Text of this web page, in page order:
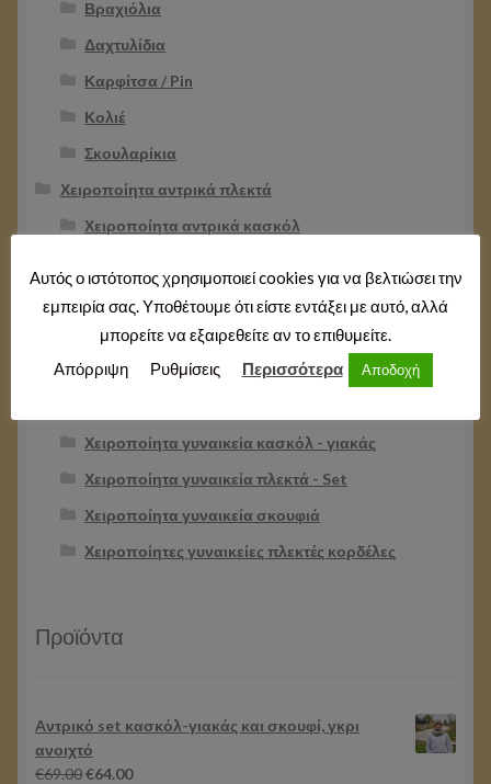
Βραχιόλια
Δαχτυλίδια
Καρφίτσα / Pin
Κολιέ
Σκουλαρίκια
Χειροποίητα αντρικά πλεκτά
Χειροποίητα αντρικά κασκόλ
Χειροποίητα αντρικά πλεκτά -Set
Χειροποίητα αντρικά σκουφιά
Χειροποίητα γυναικεία πλεκτά
Χειροποίητα γυναικεία κασκόλ - γιακάς
Χειροποίητα γυναικεία πλεκτά - Set
Χειροποίητα γυναικεία σκουφιά
Χειροποίητες γυναικείες πλεκτές κορδέλες
Προϊόντα
Aντρικό set κασκόλ-γιακάς και σκουφί, γκρι
ανοιχτό
€69.00Original
€64.00Η
Αυτός ο ιστότοπος χρησιμοποιεί cookies για να βελτιώσει την
εμπειρία σας. Υποθέτουμε ότι είστε εντάξει με αυτό, αλλά
μπορείτε να εξαιρεθείτε αν το επιθυμείτε.
Απόρριψη
Ρυθμίσεις Περισσότερα Αποδοχή